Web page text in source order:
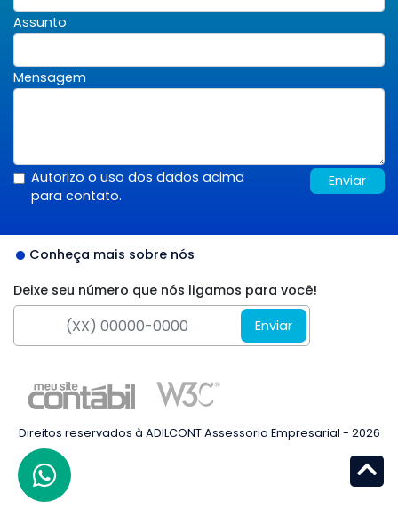
Assunto
Mensagem
Autorizo o uso dos dados acima
para contato.
Enviar
Conheça mais sobre nós
Deixe seu número que nós ligamos para você!
Enviar
Direitos reservados à ADILCONT Assessoria Empresarial - 2026